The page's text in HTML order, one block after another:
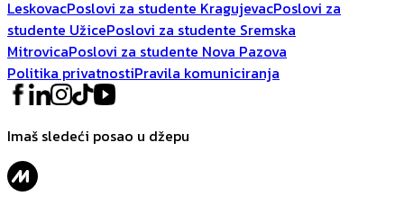
LeskovacPoslovi za studente KragujevacPoslovi za
studente UžicePoslovi za studente Sremska
MitrovicaPoslovi za studente Nova Pazova
Politika privatnostiPravila komuniciranja
Imaš sledeći posao u džepu